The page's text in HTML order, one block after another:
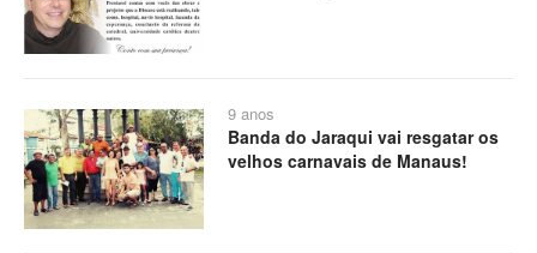
9 anos
Banda do Jaraqui vai resgatar os
velhos carnavais de Manaus!